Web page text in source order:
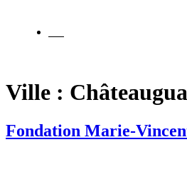
Ville :
Fondation Marie-